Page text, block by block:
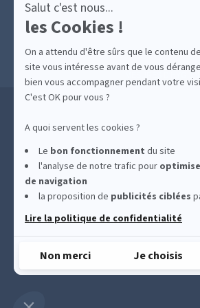
Salut c'est nous...
les Cookies !
On a attendu d'être sûrs que le contenu
site vous intéresse avant de vous
bien vous accompagner pendant votre
C'est OK pour vous ?
A quoi servent les cookies ?
Le bon fonctionnement du site
l'analyse de notre trafic pour
de navigation
la proposition de publicités ciblées
Lire la politique de confidentialité
Non merci Je choisis
MESURES D'HYGIÈNE